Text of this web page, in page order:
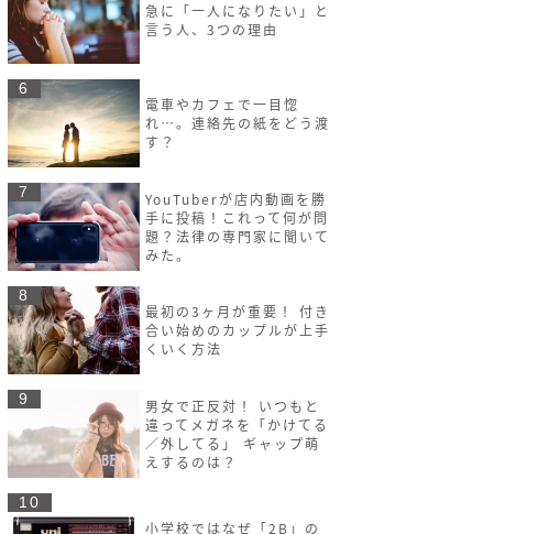
急に「一人になりたい」と
言う人、3つの理由
6
電車やカフェで一目惚
れ…。連絡先の紙をどう渡
す？
7
YouTuberが店内動画を勝
手に投稿！これって何が問
題？法律の専門家に聞いて
みた。
8
最初の3ヶ月が重要！ 付き
合い始めのカップルが上手
くいく方法
9
男女で正反対！ いつもと
違ってメガネを「かけてる
／外してる」 ギャップ萌
えするのは？
10
小学校ではなぜ「2B」の